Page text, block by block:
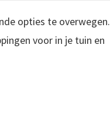
opties te overwegen.
voor in je tuin en